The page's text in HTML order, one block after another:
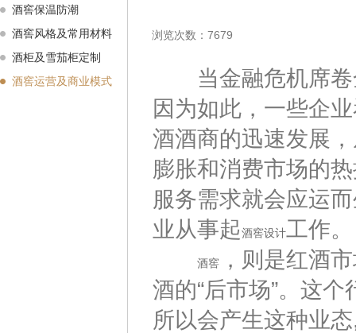
酒窖保温防潮
酒窖风格及常用材料
酒柜及雪茄柜定制
酒窖运营及商业模式
浏览次数：7679
当金融危机席卷
因为如此，一些企
酒酒商的迅速发展
膨胀和消费市场的
服务需求就会应运
业从事起酒窖设计工作。
酒窖
，则是红酒
酒的“后市场”。这
所以会产生这种业